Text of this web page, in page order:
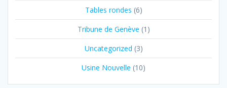
Tables rondes (6)
Tribune de Genève (1)
Uncategorized (3)
Usine Nouvelle (10)